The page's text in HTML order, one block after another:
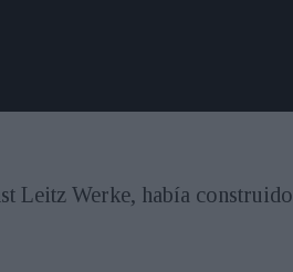
Leitz Werke, había construido